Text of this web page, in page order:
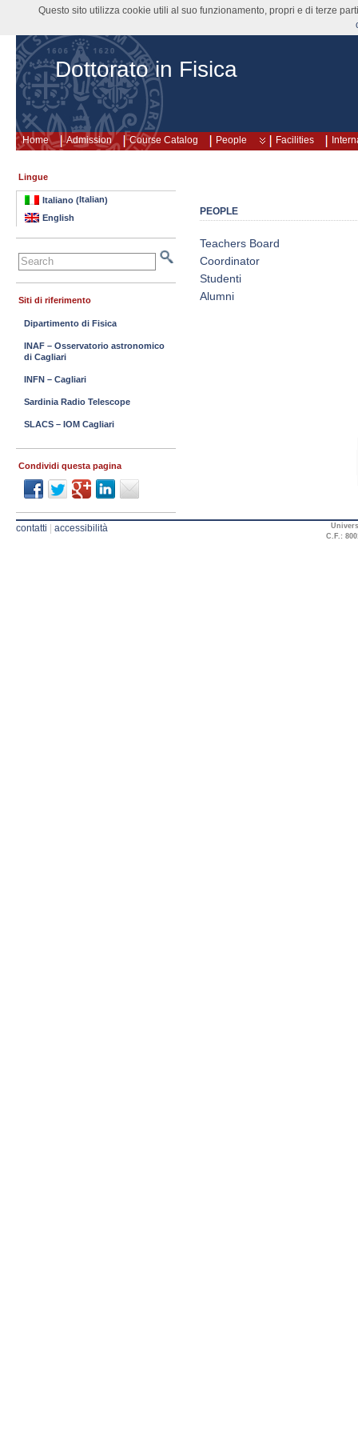
Dottorato in Fisica
Home Admission Course Catalog People Facilities
PEOPLE
Teachers Board
Coordinator
Studenti
Alumni
Lingue
Italiano ( Italian)
English
Siti di riferimento
Dipartimento di Fisica
INAF – Osservatorio astronomico
di Cagliari
INFN – Cagliari
Sardinia Radio Telescope
SLACS – IOM Cagliari
Condividi questa pagina
contatti | accessibilità
C.F.:
Questo sito utilizza cookie utili al suo funzionamento, propri e di terze